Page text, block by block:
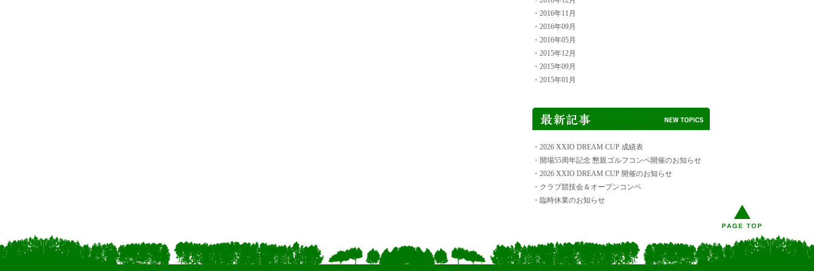
・2016年11月
・2016年09月
・2016年05月
・2015年12月
・2015年09月
・2015年01月
・2026 XXIO DREAM CUP 成績表
・開場55周年記念 懇親ゴルフコンペ開催のお知らせ
・2026 XXIO DREAM CUP 開催のお知らせ
・クラブ競技会＆オープンコンペ
・臨時休業のお知らせ